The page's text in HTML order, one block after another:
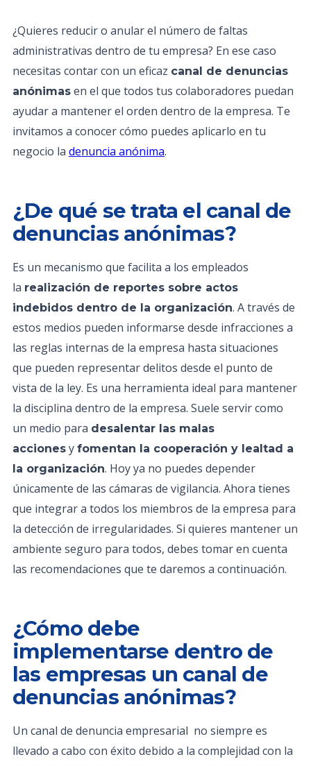
¿Quieres reducir o anular el número de faltas
administrativas dentro de tu empresa? En ese caso
necesitas contar con un eficaz canal de denuncias
anónimas en el que todos tus colaboradores puedan
ayudar a mantener el orden dentro de la empresa. Te
invitamos a conocer cómo puedes aplicarlo en tu
negocio la denuncia anónima.
¿De qué se trata el canal de
denuncias anónimas?
Es un mecanismo que facilita a los empleados
la realización de reportes sobre actos
indebidos dentro de la organización. A través de
estos medios pueden informarse desde infracciones a
las reglas internas de la empresa hasta situaciones
que pueden representar delitos desde el punto de
vista de la ley. Es una herramienta ideal para mantener
la disciplina dentro de la empresa. Suele servir como
un medio para desalentar las malas
acciones y fomentan la cooperación y lealtad a
la organización. Hoy ya no puedes depender
únicamente de las cámaras de vigilancia. Ahora tienes
que integrar a todos los miembros de la empresa para
la detección de irregularidades. Si quieres mantener un
ambiente seguro para todos, debes tomar en cuenta
las recomendaciones que te daremos a continuación.
¿Cómo debe
implementarse dentro de
las empresas un canal de
denuncias anónimas?
Un canal de denuncia empresarial no siempre es
llevado a cabo con éxito debido a la complejidad con la